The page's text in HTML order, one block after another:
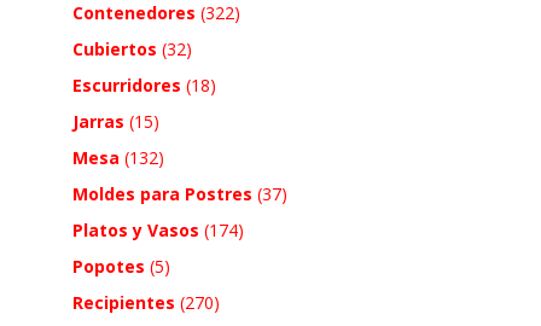
Contenedores (322)
Cubiertos (32)
Escurridores (18)
Jarras (15)
Mesa (132)
Moldes para Postres (37)
Platos y Vasos (174)
Popotes (5)
Recipientes (270)